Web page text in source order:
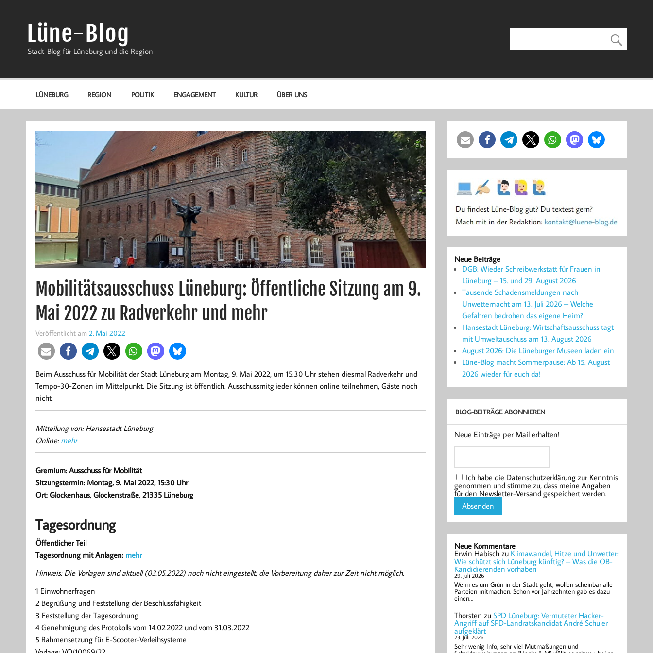
Lüne-Blog
Stadt-Blog für Lüneburg und die Region
LÜNEBURG REGION POLITIK ENGAGEMENT KULTUR ÜBER UNS
Mobilitätsausschuss Lüneburg: Öffentliche Sitzung am 9.
Mai 2022 zu Radverkehr und mehr
Veröffentlicht am 2. Mai 2022
Beim Ausschuss für Mobilität der Stadt Lüneburg am Montag, 9. Mai 2022, um 15:30 Uhr stehen diesmal Radverkehr und
Tempo-30-Zonen im Mittelpunkt. Die Sitzung ist öffentlich. Ausschussmitglieder können online teilnehmen, Gäste noch
nicht.
Mitteilung von: Hansestadt Lüneburg
Online: mehr
Gremium: Ausschuss für Mobilität
Sitzungstermin: Montag, 9. Mai 2022, 15:30 Uhr
Ort: Glockenhaus, Glockenstraße, 21335 Lüneburg
Tagesordnung
Öffentlicher Teil
Tagesordnung mit Anlagen: mehr
Hinweis: Die Vorlagen sind aktuell (03.05.2022) noch nicht eingestellt, die Vorbereitung daher zur Zeit nicht möglich.
1 Einwohnerfragen
2 Begrüßung und Feststellung der Beschlussfähigkeit
3 Feststellung der Tagesordnung
4 Genehmigung des Protokolls vom 14.02.2022 und vom 31.03.2022
5 Rahmensetzung für E-Scooter-Verleihsysteme
Neue Beiträge
DGB: Wieder Schreibwerkstatt für Frauen in
Lüneburg – 15. und 29. August 2026
Tausende Schadensmeldungen nach
Unwetternacht am 13. Juli 2026 – Welche
Gefahren bedrohen das eigene Heim?
Hansestadt Lüneburg: Wirtschaftsausschuss tagt
mit Umweltauschuss am 13. August 2026
August 2026: Die Lüneburger Museen laden ein
Lüne-Blog macht Sommerpause: Ab 15. August
2026 wieder für euch da!
BLOG-BEITRÄGE ABONNIEREN
Neue Einträge per Mail erhalten!
Ich habe die Datenschutzerklärung zur Kenntnis
genommen und stimme zu, dass meine Angaben
für den Newsletter-Versand gespeichert werden.
Neue Kommentare
Erwin Habisch zu Klimawandel, Hitze und Unwetter:
Wie schützt sich Lüneburg künftig? – Was die OB-
Kandidierenden vorhaben
29. Juli 2026
Wenn es um Grün in der Stadt geht, wollen scheinbar alle
Parteien mitmachen. Schon vor Jahrzehnten gab es dazu
einen…
Thorsten zuSPD Lüneburg: Vermuteter Hacker-
Angriff auf SPD-Landratskandidat André Schuler
aufgeklärt
23. Juli 2026
Sehr wenig Info, sehr viel Mutmaßungen und